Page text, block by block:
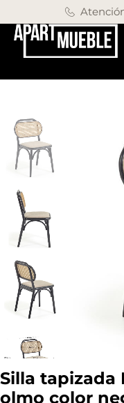
Silla tapizada
olmo color